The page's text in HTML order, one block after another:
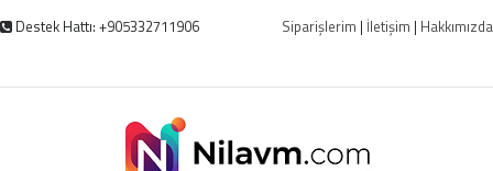
Destek Hattı: +905332711906 Siparişlerim | İletişim | Hakkımızda